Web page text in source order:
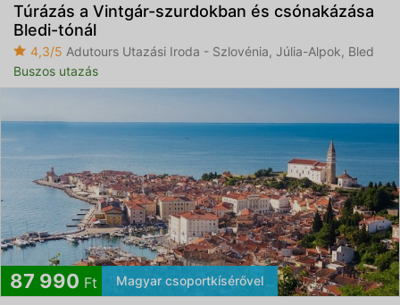
Túrázás a Vintgár-szurdokban és csónakázása
Bledi-tónál
4,3/5 Adutours Utazási Iroda - Szlovénia, Júlia-Alpok, Bled
Buszos utazás
87 990 Ft Magyar csoportkísérővel